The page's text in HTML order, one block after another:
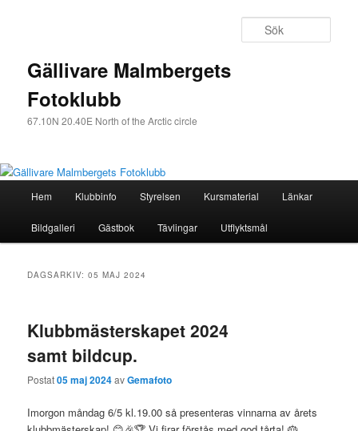
Gällivare Malmbergets
Fotoklubb
67.10N 20.40E North of the Arctic circle
Hoppa
till
Hoppa
till
Hem Klubbinfo Styrelsen Kursmaterial Länkar
Bildgalleri Gästbok Tävlingar Utflyktsmål
DAGSARKIV:05 MAJ 2024
Klubbmästerskapet 2024
samt bildcup.
Postat05 maj 2024avGemafoto
Imorgon måndag 6/5 kl.19.00 så presenteras vinnarna av årets